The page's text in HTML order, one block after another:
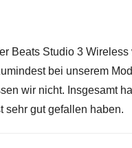
Beats Studio 3
bei unserem
wir nicht. Insgesamt
sehr gut gefallen haben.